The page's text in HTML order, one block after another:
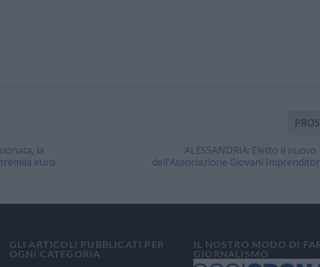
la
euro.
ALESSANDRIA: Eletto il
dell’Associazione Giovani
GLI ARTICOLI PUBBLICATI PER
OGNI CATEGORIA
IL NOSTRO MODO DI
GIORNALISMO